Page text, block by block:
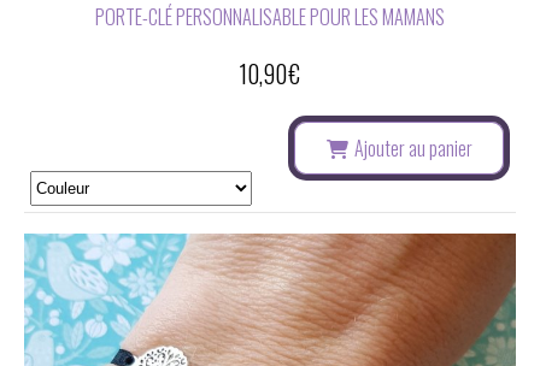
PORTE-CLÉ PERSONNALISABLE POUR LES MAMANS
10,90€
Ajouter au panier